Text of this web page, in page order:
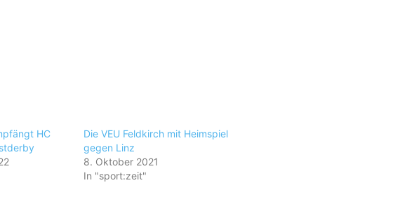
HC
Die VEU Feldkirch mit Heimspiel
gegen Linz
8. Oktober 2021
In "sport:zeit"